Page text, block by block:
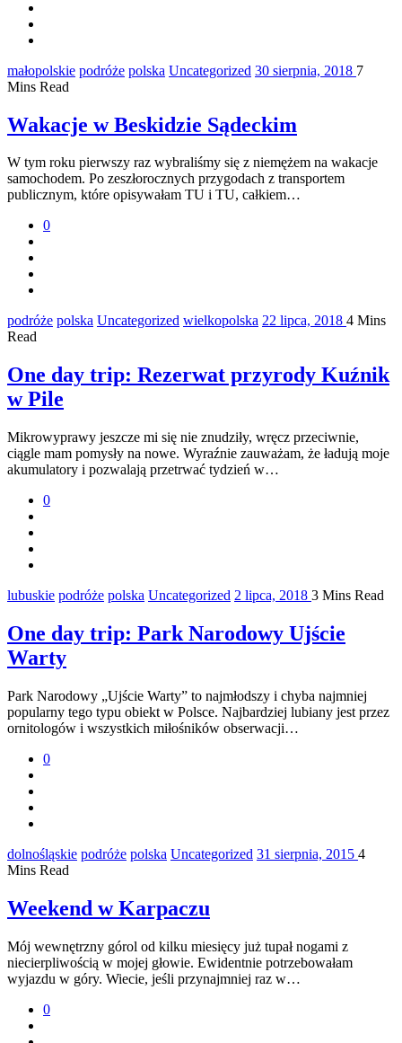
małopolskie podróże polska Uncategorized 30 sierpnia, 2018 7
Mins Read
Wakacje w Beskidzie Sądeckim
W tym roku pierwszy raz wybraliśmy się z niemężem na wakacje
samochodem. Po zeszłorocznych przygodach z transportem
publicznym, które opisywałam TU i TU, całkiem…
0
podróże polska Uncategorized wielkopolska 22 lipca, 2018 4 Mins
Read
One day trip: Rezerwat przyrody Kuźnik
w Pile
Mikrowyprawy jeszcze mi się nie znudziły, wręcz przeciwnie,
ciągle mam pomysły na nowe. Wyraźnie zauważam, że ładują moje
akumulatory i pozwalają przetrwać tydzień w…
0
lubuskie podróże polska Uncategorized 2 lipca, 2018 3 Mins Read
One day trip: Park Narodowy Ujście
Warty
Park Narodowy „Ujście Warty” to najmłodszy i chyba najmniej
popularny tego typu obiekt w Polsce. Najbardziej lubiany jest przez
ornitologów i wszystkich miłośników obserwacji…
0
dolnośląskie podróże polska Uncategorized 31 sierpnia, 2015 4
Mins Read
Weekend w Karpaczu
Mój wewnętrzny górol od kilku miesięcy już tupał nogami z
niecierpliwością w mojej głowie. Ewidentnie potrzebowałam
wyjazdu w góry. Wiecie, jeśli przynajmniej raz w…
0